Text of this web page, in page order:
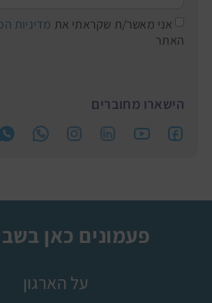
אני מאשר/ת שקראתי את מדיניות
האתר
הישארו מחוברים
פעמונים כאן
על הארגון